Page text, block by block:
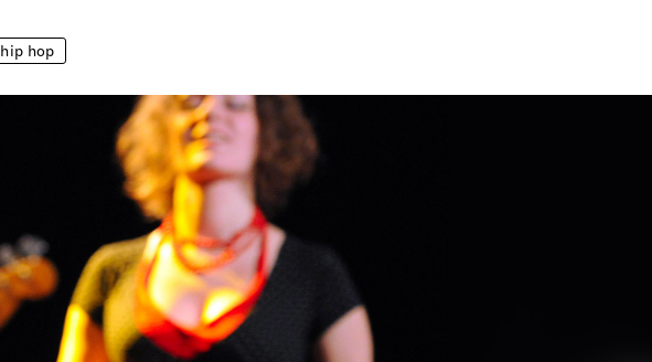
hip hop